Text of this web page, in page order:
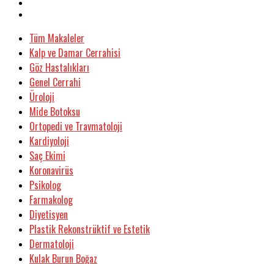
Tüm Makaleler
Kalp ve Damar Cerrahisi
Göz Hastalıkları
Genel Cerrahi
Üroloji
Mide Botoksu
Ortopedi ve Travmatoloji
Kardiyoloji
Saç Ekimi
Koronavirüs
Psikolog
Farmakolog
Diyetisyen
Plastik Rekonstrüktif ve Estetik
Dermatoloji
Kulak Burun Boğaz